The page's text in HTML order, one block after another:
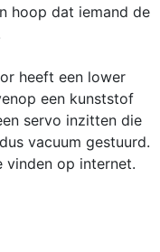
hoop dat iemand de
heeft een lower
een kunststof
servo inzitten die
vacuum gestuurd.
vinden op internet.